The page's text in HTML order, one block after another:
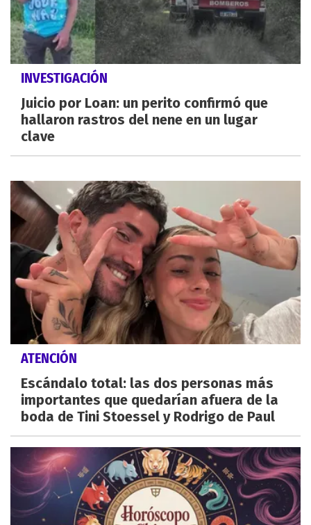
INVESTIGACIÓN
Juicio por Loan: un perito confirmó que
hallaron rastros del nene en un lugar
clave
ATENCIÓN
Escándalo total: las dos personas más
importantes que quedarían afuera de la
boda de Tini Stoessel y Rodrigo de Paul